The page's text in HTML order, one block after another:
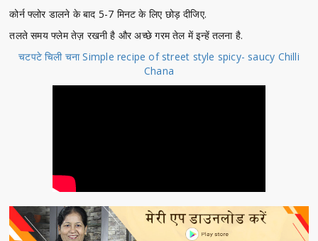
कोर्न फ्लोर डालने के बाद 5-7 मिनट के लिए छोड़ दीजिए.
तलते समय फ्लेम तेज़ रखनी है और अच्छे गरम तेल में इन्हें तलना है.
चटपटे चिली चना Simple recipe of street style spicy- saucy Chilli
Chana